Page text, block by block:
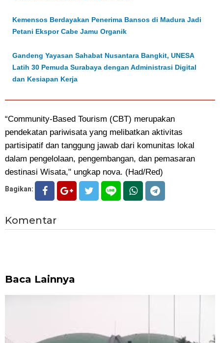
Kemensos Berdayakan Penerima Bansos di Madura Jadi
Petani Ekspor Cabe Jamu Organik
Gandeng Yayasan Sahabat Nusantara Bangkit, UNESA
Latih 30 Pemuda Surabaya dengan Administrasi Digital
dan Kesiapan Kerja
“Community-Based Tourism (CBT) merupakan
pendekatan pariwisata yang melibatkan aktivitas
partisipatif dan tanggung jawab dari komunitas lokal
dalam pengelolaan, pengembangan, dan pemasaran
destinasi Wisata," ungkap nova. (Had/Red)
Bagikan:
Komentar
Baca Lainnya